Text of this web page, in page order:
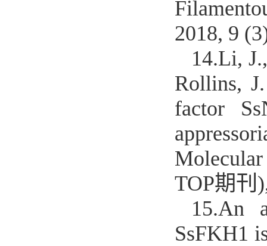
2018, 9
14.Li,
Rollins,
factor
TOP期刊
15.An
SsFKH1